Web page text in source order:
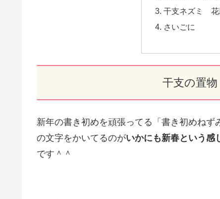
干支ネズミ 花
さいごに
干支の置
新年の書き初めを頑張ってる「書き初めねず
の文字をかいてるのがいかにも新春という感
です＾＾